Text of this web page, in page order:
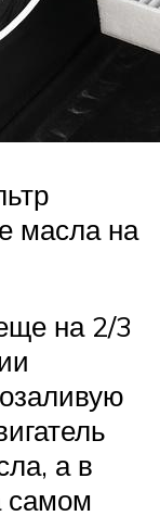
масла на
на 2/3
а в
самом